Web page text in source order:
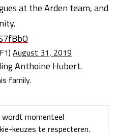
at the Arden team, and
August 31, 2019
Anthoine Hubert.
family.
wordt momenteel
keuzes te respecteren.